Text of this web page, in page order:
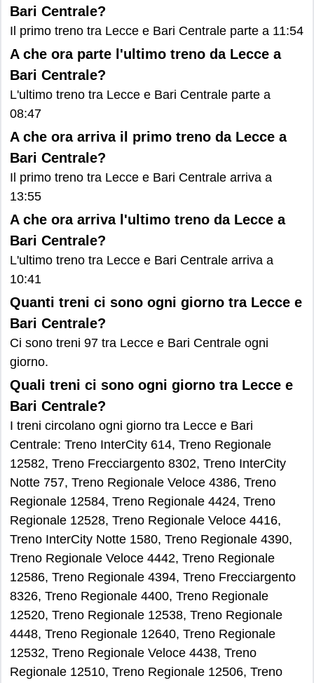
Bari Centrale?
Il primo treno tra Lecce e Bari Centrale parte a 11:54
A che ora parte l'ultimo treno da Lecce a
Bari Centrale?
L'ultimo treno tra Lecce e Bari Centrale parte a
08:47
A che ora arriva il primo treno da Lecce a
Bari Centrale?
Il primo treno tra Lecce e Bari Centrale arriva a
13:55
A che ora arriva l'ultimo treno da Lecce a
Bari Centrale?
L'ultimo treno tra Lecce e Bari Centrale arriva a
10:41
Quanti treni ci sono ogni giorno tra Lecce e
Bari Centrale?
Ci sono treni 97 tra Lecce e Bari Centrale ogni
giorno.
Quali treni ci sono ogni giorno tra Lecce e
Bari Centrale?
I treni circolano ogni giorno tra Lecce e Bari
Centrale: Treno InterCity 614, Treno Regionale
12582, Treno Frecciargento 8302, Treno InterCity
Notte 757, Treno Regionale Veloce 4386, Treno
Regionale 12584, Treno Regionale 4424, Treno
Regionale 12528, Treno Regionale Veloce 4416,
Treno InterCity Notte 1580, Treno Regionale 4390,
Treno Regionale Veloce 4442, Treno Regionale
12586, Treno Regionale 4394, Treno Frecciargento
8326, Treno Regionale 4400, Treno Regionale
12520, Treno Regionale 12538, Treno Regionale
4448, Treno Regionale 12640, Treno Regionale
12532, Treno Regionale Veloce 4438, Treno
Regionale 12510, Treno Regionale 12506, Treno